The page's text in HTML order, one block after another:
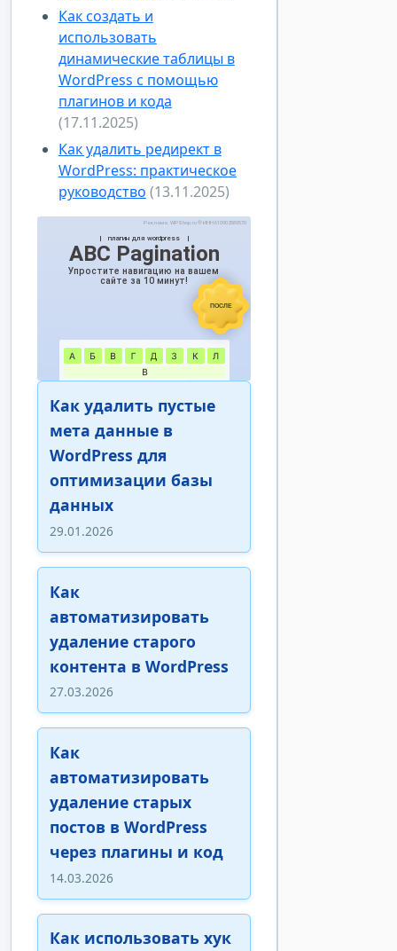
Как создать и
использовать
динамические таблицы в
WordPress с помощью
плагинов и кода
(17.11.2025)
Как удалить редирект в
WordPress: практическое
руководство (13.11.2025)
Как удалить пустые
мета данные в
WordPress для
оптимизации базы
данных
29.01.2026
Как
автоматизировать
удаление старого
контента в WordPress
27.03.2026
Как
автоматизировать
удаление старых
постов в WordPress
через плагины и код
14.03.2026
Как использовать хук